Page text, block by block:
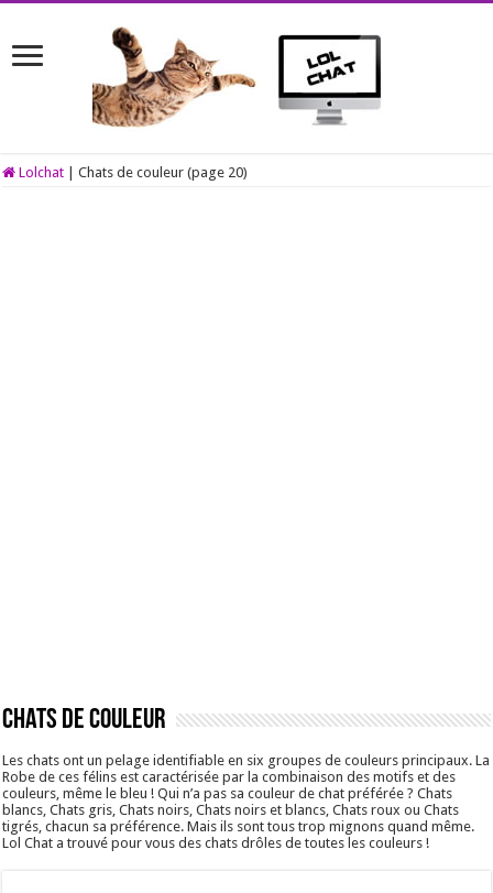
Lolchat Chats de couleur (page 20)
Chats de couleur
Les chats ont un pelage identifiable en six groupes de couleurs principaux. La
Robe de ces félins est caractérisée par la combinaison des motifs et des
couleurs, même le bleu ! Qui n’a pas sa couleur de chat préférée ? Chats
blancs, Chats gris, Chats noirs, Chats noirs et blancs, Chats roux ou Chats
tigrés, chacun sa préférence. Mais ils sont tous trop mignons quand même.
Lol Chat a trouvé pour vous des chats drôles de toutes les couleurs !